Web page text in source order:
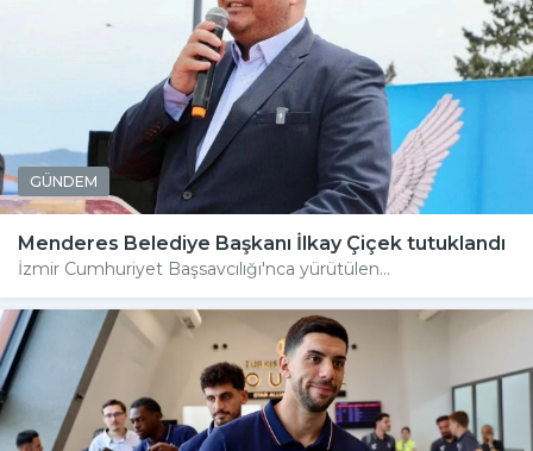
GÜNDEM
Menderes Belediye Başkanı İlkay Çiçek tutuklandı
İzmir Cumhuriyet Başsavcılığı'nca yürütülen...